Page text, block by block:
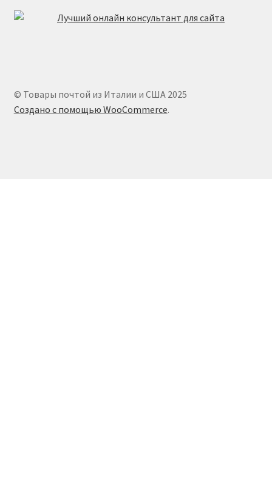
© Товары почтой из Италии и США 2025
Создано с помощью WooCommerce.